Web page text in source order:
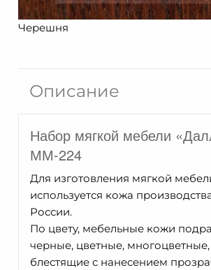
Черешня
Описание
Набор мягкой мебели
ММ-224
Для изготовления мягкой
используется кожа
России.
По цвету, мебельные кожи
черные, цветные,
блестящие с нанесением